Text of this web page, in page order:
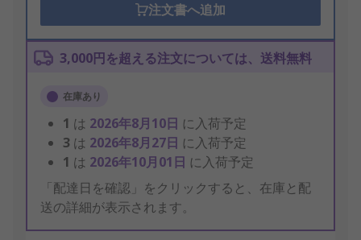
注文書へ追加
3,000円を超える注文については、送料無料
在庫あり
1 は 2026年8月10日 に入荷予定
3 は 2026年8月27日 に入荷予定
1 は 2026年10月01日 に入荷予定
「配達日を確認」をクリックすると、在庫と配
送の詳細が表示されます。